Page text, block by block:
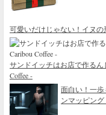
可愛いだけじゃない！イヌ
サンドイッチはお店で作るん
Coffee -
面白い！一
ンマッピング